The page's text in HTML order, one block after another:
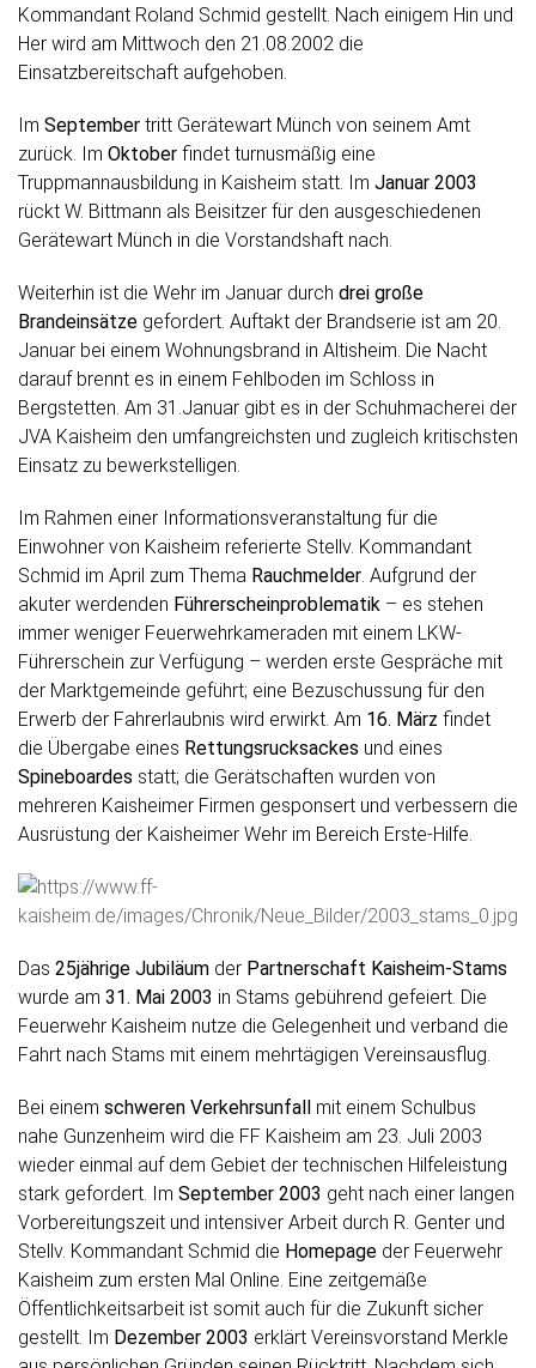
Kommandant Roland Schmid gestellt. Nach einigem Hin und
Her wird am Mittwoch den 21.08.2002 die
Einsatzbereitschaft aufgehoben.
Im September tritt Gerätewart Münch von seinem Amt
zurück. Im Oktober findet turnusmäßig eine
Truppmannausbildung in Kaisheim statt. Im Januar 2003
rückt W. Bittmann als Beisitzer für den ausgeschiedenen
Gerätewart Münch in die Vorstandshaft nach.
Weiterhin ist die Wehr im Januar durch drei große
Brandeinsätze gefordert. Auftakt der Brandserie ist am 20.
Januar bei einem Wohnungsbrand in Altisheim. Die Nacht
darauf brennt es in einem Fehlboden im Schloss in
Bergstetten. Am 31.Januar gibt es in der Schuhmacherei der
JVA Kaisheim den umfangreichsten und zugleich kritischsten
Einsatz zu bewerkstelligen.
Im Rahmen einer Informationsveranstaltung für die
Einwohner von Kaisheim referierte Stellv. Kommandant
Schmid im April zum Thema Rauchmelder. Aufgrund der
akuter werdenden Führerscheinproblematik – es stehen
immer weniger Feuerwehrkameraden mit einem LKW-
Führerschein zur Verfügung – werden erste Gespräche mit
der Marktgemeinde geführt; eine Bezuschussung für den
Erwerb der Fahrerlaubnis wird erwirkt. Am 16. März findet
die Übergabe eines Rettungsrucksackes und eines
Spineboardes statt; die Gerätschaften wurden von
mehreren Kaisheimer Firmen gesponsert und verbessern die
Ausrüstung der Kaisheimer Wehr im Bereich Erste-Hilfe.
Das 25jährige Jubiläum der Partnerschaft Kaisheim-Stams
wurde am 31. Mai 2003 in Stams gebührend gefeiert. Die
Feuerwehr Kaisheim nutze die Gelegenheit und verband die
Fahrt nach Stams mit einem mehrtägigen Vereinsausflug.
Bei einem schweren Verkehrsunfall mit einem Schulbus
nahe Gunzenheim wird die FF Kaisheim am 23. Juli 2003
wieder einmal auf dem Gebiet der technischen Hilfeleistung
stark gefordert. Im September 2003 geht nach einer langen
Vorbereitungszeit und intensiver Arbeit durch R. Genter und
Stellv. Kommandant Schmid die Homepage der Feuerwehr
Kaisheim zum ersten Mal Online. Eine zeitgemäße
Öffentlichkeitsarbeit ist somit auch für die Zukunft sicher
gestellt. Im Dezember 2003 erklärt Vereinsvorstand Merkle